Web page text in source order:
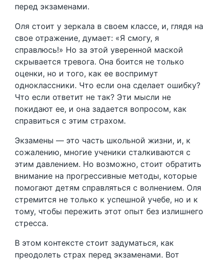
перед экзаменами.
Оля стоит у зеркала в своем классе, и, глядя на
свое отражение, думает: «Я смогу, я
справлюсь!» Но за этой уверенной маской
скрывается тревога. Она боится не только
оценки, но и того, как ее воспримут
одноклассники. Что если она сделает ошибку?
Что если ответит не так? Эти мысли не
покидают ее, и она задается вопросом, как
справиться с этим страхом.
Экзамены — это часть школьной жизни, и, к
сожалению, многие ученики сталкиваются с
этим давлением. Но возможно, стоит обратить
внимание на прогрессивные методы, которые
помогают детям справляться с волнением. Оля
стремится не только к успешной учебе, но и к
тому, чтобы пережить этот опыт без излишнего
стресса.
В этом контексте стоит задуматься, как
преодолеть страх перед экзаменами. Вот